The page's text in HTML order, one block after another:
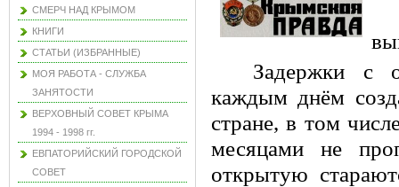
СМЕРЧ НАД КРЫМОМ
КНИГИ
СТАТЬИ (ИЗБРАННЫЕ)
МОЯ РАБОТА - СЛУЖБА
ЗАНЯТОСТИ
ВЕРХОВНЫЙ СОВЕТ КРЫМА
1994 - 1998 гг.
ЕВПАТОРИЙСКИЙ ГОРОДСКОЙ
СОВЕТ
Задержки с
каждым днём
стране, в том
месяцами не
открытую